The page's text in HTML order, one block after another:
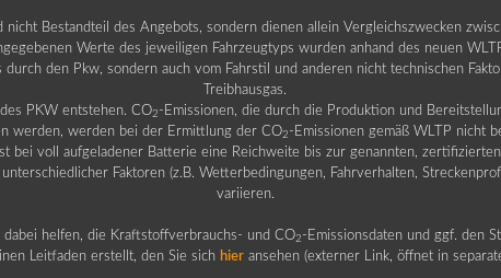
nicht Bestandteil des Angebots, sondern dienen allein Vergleichszwecken
Werte des jeweiligen Fahrzeugtyps wurden anhand des neuen
den Pkw, sondern auch vom Fahrstil und anderen nicht technischen
Treibhausgas.
PKW entstehen. CO2 -Emissionen, die durch die Produktion und
werden, werden bei der Ermittlung der CO2 -Emissionen gemäß WLTP nicht
bei voll aufgeladener Batterie eine Reichweite bis zur genannten,
Faktoren (z.B. Wetterbedingungen, Fahrverhalten,
variieren.
helfen, die Kraftstoffverbrauchs- und CO2 -Emissionsdaten und ggf. den
Leitfaden erstellt, den Sie sich hier ansehen (externer Link, öffnet in